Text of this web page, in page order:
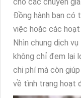
Đồng hành bạn có
việc hoặc các hoạt
Nhìn chung dịch vụ
không chỉ đem lại
chi phí mà còn
về tình trạng hoạt